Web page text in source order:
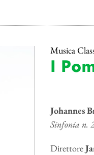
Musica
I
Johannes
Sinfonia n.
Direttore